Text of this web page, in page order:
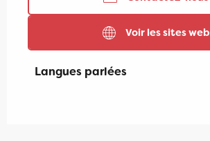
Voir les sites web
Langues parlées
Langues parlées